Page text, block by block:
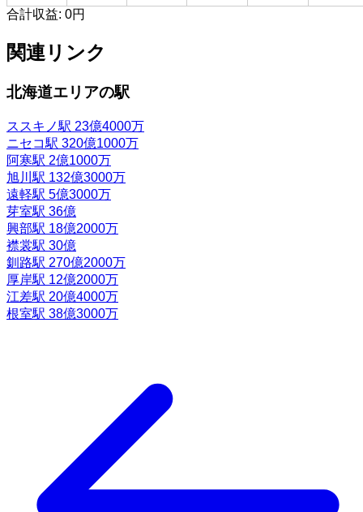
合計収益: 0円
関連リンク
北海道エリアの駅
ススキノ駅 23億4000万
ニセコ駅 320億1000万
阿寒駅 2億1000万
旭川駅 132億3000万
遠軽駅 5億3000万
芽室駅 36億
興部駅 18億2000万
襟裳駅 30億
釧路駅 270億2000万
厚岸駅 12億2000万
江差駅 20億4000万
根室駅 38億3000万